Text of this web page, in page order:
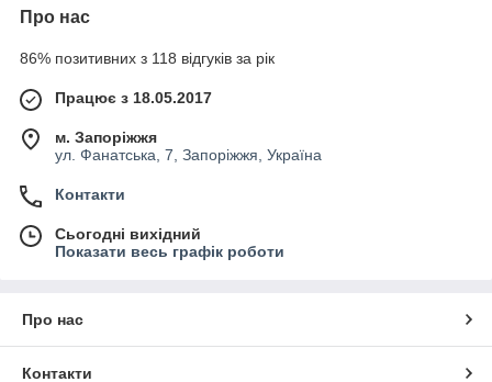
Про нас
86% позитивних з 118 відгуків за рік
Працює з 18.05.2017
м. Запоріжжя
ул. Фанатська, 7, Запоріжжя, Україна
Контакти
Сьогодні вихідний
Показати весь графік роботи
Про нас
Контакти